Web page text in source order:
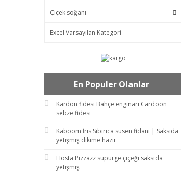
Çiçek soğanı
Excel Varsayılan Kategori
En Populer Olanlar
Kardon fidesi Bahçe enginarı Cardoon
sebze fidesi
Kaboom İris Sibirica süsen fidanı | Saksıda
yetişmiş dikime hazır
Hosta Pizzazz süpürge çiçeği saksıda
yetişmiş